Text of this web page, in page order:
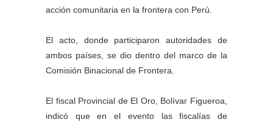
acción comunitaria en la frontera con Perú.
El acto, donde participaron autoridades de
ambos países, se dio dentro del marco de la
Comisión Binacional de Frontera.
El fiscal Provincial de El Oro, Bolívar Figueroa,
indicó que en el evento las fiscalías de